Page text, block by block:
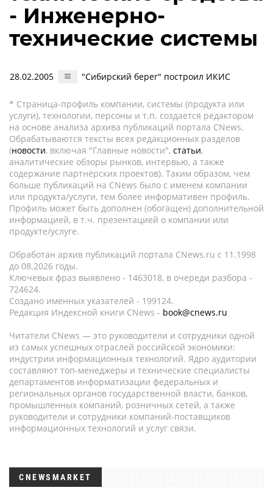
- Инженерно-
технические системы
28.02.2005 "Сибирский берег" построил ИКИС
* Страница-профиль компании, системы (продукта или
услуги), технологии, персоны и т.п. создается редактором
на основе анализа архива публикаций портала CNews.
Обрабатываются тексты всех редакционных разделов
(новости, включая "Главные новости", статьи,
аналитические обзоры рынков, интервью, а также
содержание партнёрских проектов). Таким образом, чем
больше публикаций на CNews было с именем компании
или продукта/услуги, тем более информативен профиль.
Профиль может быть дополнен (обогащен) дополнительной
информацией, в т.ч. презентацией о компании или
продукте/услуге.
Обработан архив публикаций портала CNews.ru c 11.1998
до 08.2026 годы.
Ключевых фраз выявлено - 1463018, в очереди разбора -
724624.
Создано именных указателей - 199124.
Редакция Индексной книги CNews - book@cnews.ru
Читатели CNews — это руководители и сотрудники одной
из самых успешных отраслей российской экономики:
индустрии информационных технологий. Ядро аудитории
составляют топ-менеджеры и технические специалисты
департаментов информатизации федеральных и
региональных органов государственной власти, банков,
промышленных компаний, розничных сетей, а также
руководители и сотрудники компаний-поставщиков
информационных технологий и услуг связи.
CNEWSMARKET